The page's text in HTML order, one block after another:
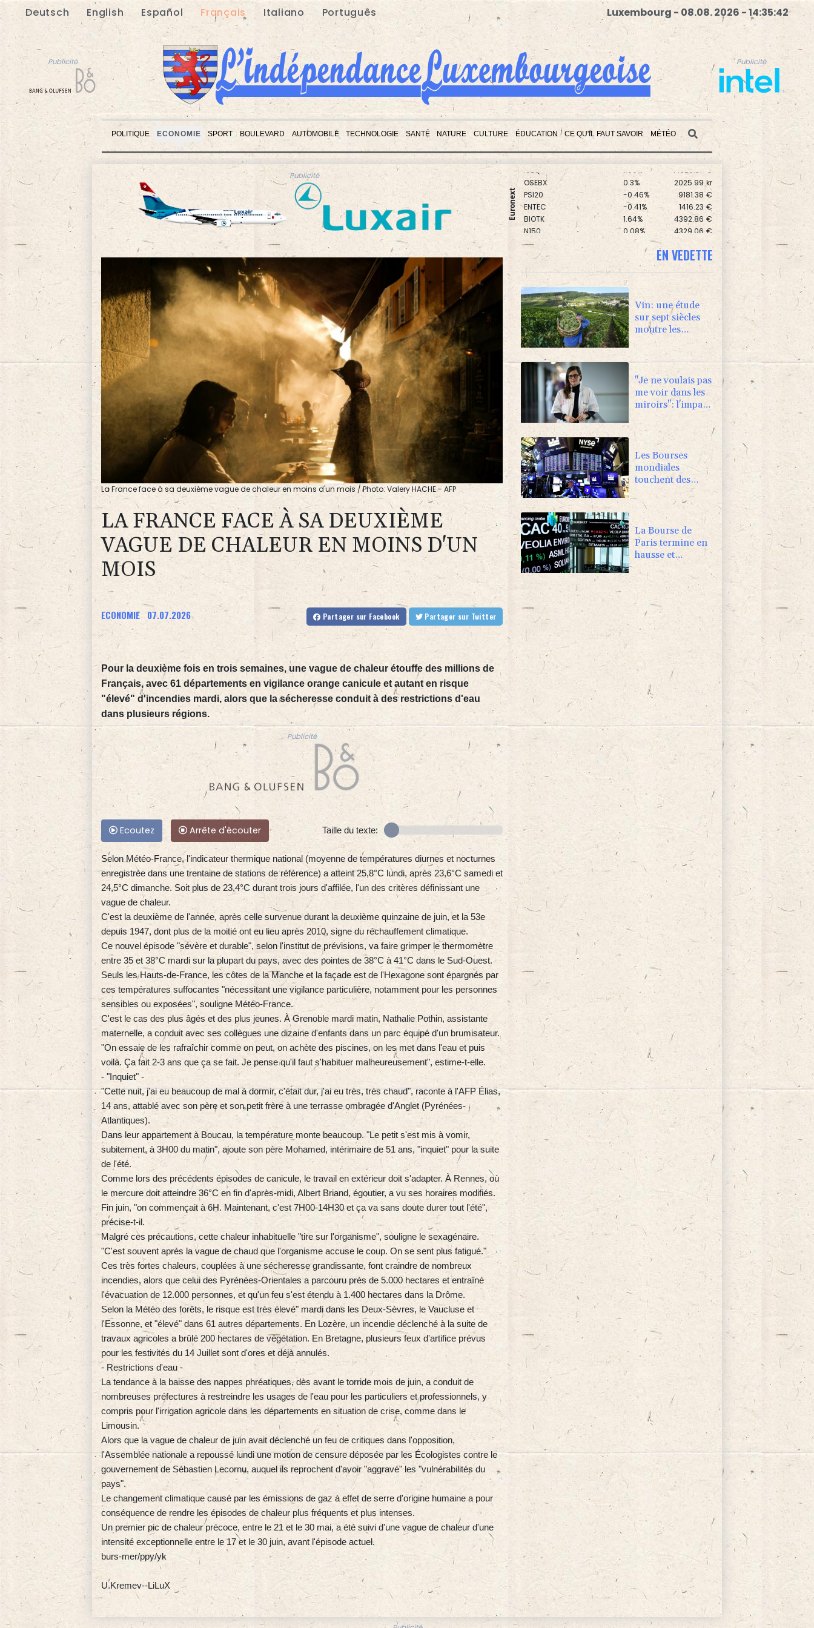
Deutsch English Español Français Italiano Português Luxembourg - 08.08. 2026 - 14:35:43
Publicité Publicité
POLITIQUE ECONOMIE SPORT BOULEVARD AUTOMOBILE TECHNOLOGIE SANTÉ NATURE CULTURE ÉDUCATION CE QU'IL FAUT SAVOIR MÉTÉO
Publicité
Publicité
Euronext
PX1 8714.93
ISEQ
1.99% 14320.37 €
OSEBX
0.3% 2025.99 kr
PSI20
-0.46% 9181.38 €
ENTEC
-0.41% 1416.23 €
BIOTK
1.64% 4392.86 €
N150
0.08% 4329.06 €
AEX
-0.09% 1111.47 €
BEL20
0.3%
La France face à sa deuxième vague de chaleur en moins d'un mois / Photo: Valery HACHE - AFP
LA FRANCE FACE À SA DEUXIÈME
VAGUE DE CHALEUR EN MOINS D'UN
MOIS
ECONOMIE 07.07.2026 Partager sur Facebook Partager sur Twitter
Pour la deuxième fois en trois semaines, une vague de chaleur étouffe des millions de
Français, avec 61 départements en vigilance orange canicule et autant en risque
"élevé" d'incendies mardi, alors que la sécheresse conduit à des restrictions d'eau
dans plusieurs régions.
Publicité
Ecoutez Arrête d'écouter Taille du texte:
Selon Météo-France, l'indicateur thermique national (moyenne de températures diurnes et nocturnes
enregistrée dans une trentaine de stations de référence) a atteint 25,8°C lundi, après 23,6°C samedi et
24,5°C dimanche. Soit plus de 23,4°C durant trois jours d'affilée, l'un des critères définissant une
vague de chaleur.
C'est la deuxième de l'année, après celle survenue durant la deuxième quinzaine de juin, et la 53e
depuis 1947, dont plus de la moitié ont eu lieu après 2010, signe du réchauffement climatique.
Ce nouvel épisode "sévère et durable", selon l'institut de prévisions, va faire grimper le thermomètre
entre 35 et 38°C mardi sur la plupart du pays, avec des pointes de 38°C à 41°C dans le Sud-Ouest.
Seuls les Hauts-de-France, les côtes de la Manche et la façade est de l'Hexagone sont épargnés par
ces températures suffocantes "nécessitant une vigilance particulière, notamment pour les personnes
sensibles ou exposées", souligne Météo-France.
C'est le cas des plus âgés et des plus jeunes. À Grenoble mardi matin, Nathalie Pothin, assistante
maternelle, a conduit avec ses collègues une dizaine d'enfants dans un parc équipé d'un brumisateur.
"On essaie de les rafraîchir comme on peut, on achète des piscines, on les met dans l'eau et puis
voilà. Ça fait 2-3 ans que ça se fait. Je pense qu'il faut s'habituer malheureusement", estime-t-elle.
- "Inquiet" -
"Cette nuit, j'ai eu beaucoup de mal à dormir, c'était dur, j'ai eu très, très chaud", raconte à l'AFP Élias,
14 ans, attablé avec son père et son petit frère à une terrasse ombragée d'Anglet (Pyrénées-
Atlantiques).
Dans leur appartement à Boucau, la température monte beaucoup. "Le petit s'est mis à vomir,
subitement, à 3H00 du matin", ajoute son père Mohamed, intérimaire de 51 ans, "inquiet" pour la suite
de l'été.
Comme lors des précédents épisodes de canicule, le travail en extérieur doit s'adapter. À Rennes, où
le mercure doit atteindre 36°C en fin d'après-midi, Albert Briand, égoutier, a vu ses horaires modifiés.
Fin juin, "on commençait à 6H. Maintenant, c'est 7H00-14H30 et ça va sans doute durer tout l'été",
précise-t-il.
Malgré ces précautions, cette chaleur inhabituelle "tire sur l'organisme", souligne le sexagénaire.
"C'est souvent après la vague de chaud que l'organisme accuse le coup. On se sent plus fatigué."
Ces très fortes chaleurs, couplées à une sécheresse grandissante, font craindre de nombreux
incendies, alors que celui des Pyrénées-Orientales a parcouru près de 5.000 hectares et entraîné
l'évacuation de 12.000 personnes, et qu'un feu s'est étendu à 1.400 hectares dans la Drôme.
Selon la Météo des forêts, le risque est très élevé" mardi dans les Deux-Sèvres, le Vaucluse et
l'Essonne, et "élevé" dans 61 autres départements. En Lozère, un incendie déclenché à la suite de
travaux agricoles a brûlé 200 hectares de végétation. En Bretagne, plusieurs feux d'artifice prévus
pour les festivités du 14 Juillet sont d'ores et déjà annulés.
- Restrictions d'eau -
La tendance à la baisse des nappes phréatiques, dès avant le torride mois de juin, a conduit de
nombreuses préfectures à restreindre les usages de l'eau pour les particuliers et professionnels, y
compris pour l'irrigation agricole dans les départements en situation de crise, comme dans le
Limousin.
Alors que la vague de chaleur de juin avait déclenché un feu de critiques dans l'opposition,
l'Assemblée nationale a repoussé lundi une motion de censure déposée par les Écologistes contre le
gouvernement de Sébastien Lecornu, auquel ils reprochent d'avoir "aggravé" les "vulnérabilités du
pays".
Le changement climatique causé par les émissions de gaz à effet de serre d'origine humaine a pour
conséquence de rendre les épisodes de chaleur plus fréquents et plus intenses.
Un premier pic de chaleur précoce, entre le 21 et le 30 mai, a été suivi d'une vague de chaleur d'une
intensité exceptionnelle entre le 17 et le 30 juin, avant l'épisode actuel.
burs-mer/ppy/yk
U.Kremev--LiLuX
EN VEDETTE
Vin: une étude
sur sept siècles
montre les
ravages du
dérèglement
climatique
"Je ne voulais pas
me voir dans les
miroirs": l'impact
psychologique de
la reconstruction
mammaire
Les Bourses
mondiales
touchent des
sommets après
l'emploi
américain
La Bourse de
Paris termine en
hausse et
course aux
records